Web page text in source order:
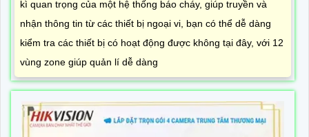
kì quan trọng của một hệ thống báo cháy, giúp truyền và
nhận thông tin từ các thiết bị ngoại vi, bạn có thể dễ dàng
kiểm tra các thiết bị có hoạt động được không tại đây, với 12
vùng zone giúp quản lí dễ dàng